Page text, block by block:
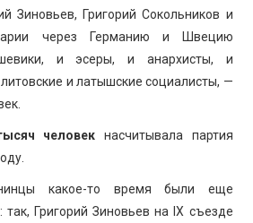
Зиновьев, Григорий Сокольников и
через Германию и Швецию
и эсеры, и анархисты, и
и латышские социалисты, —
человек насчитывала партия
какое-то время были еще
так, Григорий Зиновьев на IX съезде